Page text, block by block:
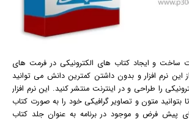
ساخت و ایجاد کتاب های الکترونیکی در فرمت های
این نرم افزار و بدون داشتن کمترین دانش می توانید
را طراحی و در اینترنت منتشر کنید. این نرم افزار
بتوانید متون و تصاویر گرافیکی خود را به صورت کتاب
پیش فرض و موجود در برنامه به عنوان جلد کتاب